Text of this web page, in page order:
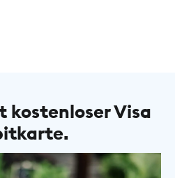
kostenloser Visa